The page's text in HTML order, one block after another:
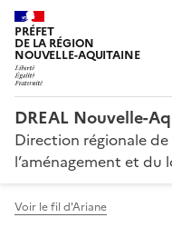
PRÉFET
DE LA RÉGION
NOUVELLE-AQUITAINE
DREAL Nouvelle-
Direction régionale
l’aménagement et du
Voir le fil d'Ariane